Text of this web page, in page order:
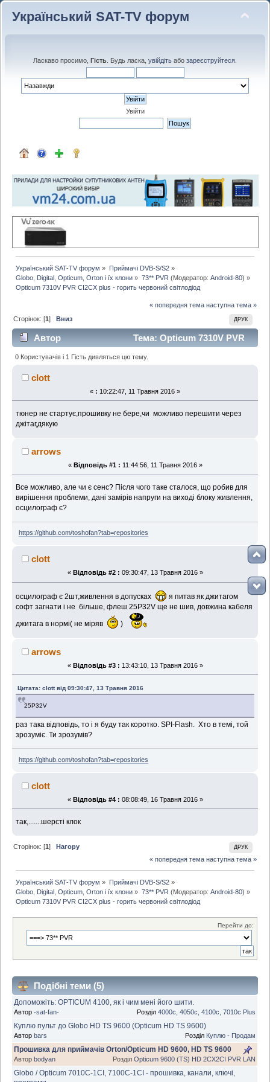
Український SAT-TV форум
Ласкаво просимо, Гість . Будь ласка, увійдіть або зареєструйтеся
Увійти
Український SAT-TV форум » Приймачі DVB-S/S2»
Globo, Digital, Opticum, Orton і їх клони » 73** PVR (Модератор: Android-80) »
Opticum 7310V PVR CI2CX plus - горить червоний світлодіод
« попередня тема наступна тема »
ДРУК
Сторінок: [1]Вниз
Автор
Тема: Opticum 7310V PVR
CI2CX plus - горить червоний світлодіод
(Прочитано 3854 раз)
0 Користувачів і 1 Гість дивляться цю тему.
clott
« : 10:22:47, 11 Травня 2016 »
тюнер не стартує,прошивку не бере,чи можливо перешити через
джітаг,дякую
arrows
« Відповідь #1 : 11:44:56, 11 Травня 2016 »
Все можливо, але чи є сенс? Після чого таке сталося, що робив для
вирішення проблеми, дані замірів напруги на виході блоку живлення,
осцилограф є?
https://github.com/toshofan?tab=repositories
clott
« Відповідь #2 : 09:30:47, 13 Травня 2016 »
осцилограф є 2шт,живлення в допусках
я питав як джитагом
софт загнати і не більше, флеш 25P32V ще не шив, довжина кабеля
джитага в нормі( не міряв
)
arrows
« Відповідь #3 : 13:43:10, 13 Травня 2016 »
Цитата: clott від 09:30:47, 13 Травня 2016
25P32V
раз така відповідь, то і я буду так коротко. SPI-Flash. Хто в темі, той
зрозуміє. Ти зрозумів?
https://github.com/toshofan?tab=repositories
clott
« Відповідь #4 : 08:08:49, 16 Травня 2016 »
так,.......шерсті клок
ДРУК
Сторінок: [1]Нагору
« попередня тема наступна тема »
Український SAT-TV форум » Приймачі DVB-S/S2»
Globo, Digital, Opticum, Orton і їх клони » 73** PVR (Модератор: Android-80) »
Opticum 7310V PVR CI2CX plus - горить червоний світлодіод
Перейти до:
Подібні теми (5)
Допоможіть: OPTICUM 4100, як і чим мені його шити.
Автор -sat-fan- Розділ 4000с, 4050c, 4100c, 7010c Plus
Куплю пульт до Globo HD TS 9600 (Opticum HD TS 9600)
Автор bars Розділ Куплю - Продам
Прошивка для приймачів Orton/Opticum HD 9600, HD TS 9600
Автор bodyan Розділ Opticum 9600 (TS) HD 2CX2CI PVR LAN
Globo / Opticum 7010C-1CI, 7100C-1CI - прошивка, канали, ключі,